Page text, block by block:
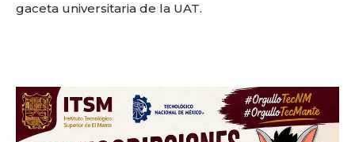
gaceta universitaria de la UAT.